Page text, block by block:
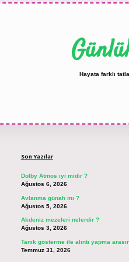
Hayata farklı
Son Yazılar
Dolby Atmos iyi midir ?
Ağustos 6, 2026
Avlanma günah mı ?
Ağustos 5, 2026
Akdeniz mezeleri nelerdir ?
Ağustos 3, 2026
Tanık gösterme ile alıntı yapma
Temmuz 31, 2026